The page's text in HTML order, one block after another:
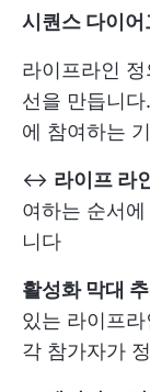
시퀀스 다이
라이프라인
선을 만듭니
에 참여하는
↔️ 라이프 라
여하는 순서
니다
활성화 막대
있는 라이프
각 참가자가